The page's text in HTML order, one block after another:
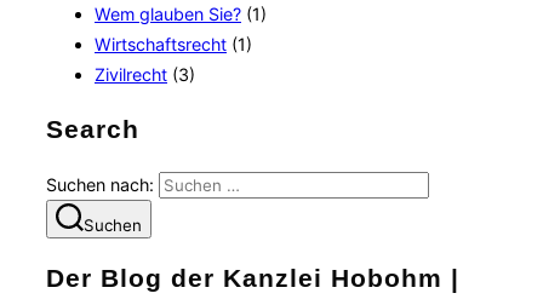
Wem glauben Sie? (1)
Wirtschaftsrecht (1)
Zivilrecht (3)
Search
Suchen nach:
Suchen
Der Blog der Kanzlei Hobohm |